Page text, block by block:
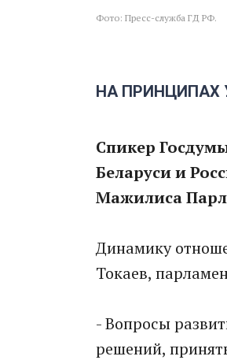
Фото: Пресс-служба ГД РФ.
НА ПРИНЦИПАХ
Cпикер
Беларуси и
Мажилиса
Динамику
Токаев,
- Вопросы
решений,